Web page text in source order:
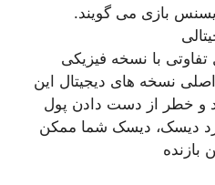
بازی می گویند.
با نسخه فیزیکی
نسخه های دیجیتال این
و خطر از دست دادن پول
دیسک، دیسک شما ممکن